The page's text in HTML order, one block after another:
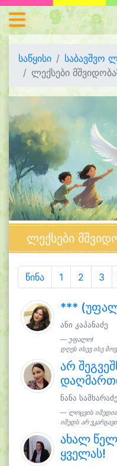
საწყისი საბავშვო
ლექსები
ლექსები
წინა 1 2 3
***
ანი კაპანაძე
უფალო!
დღეს ისევ ისე
არ
ნანა სამხარაძე
ლოცვის
იმედს არ
ახალ
ყველას!